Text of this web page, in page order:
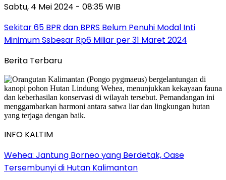
Sabtu, 4 Mei 2024 - 08:35 WIB
Sekitar 65 BPR dan BPRS Belum Penuhi Modal Inti
Minimum Ssbesar Rp6 Miliar per 31 Maret 2024
Berita Terbaru
INFO KALTIM
Wehea: Jantung Borneo yang Berdetak, Oase
Tersembunyi di Hutan Kalimantan